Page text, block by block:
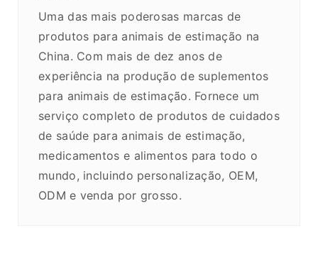
Uma das mais poderosas marcas de
produtos para animais de estimação na
China. Com mais de dez anos de
experiência na produção de suplementos
para animais de estimação. Fornece um
serviço completo de produtos de cuidados
de saúde para animais de estimação,
medicamentos e alimentos para todo o
mundo, incluindo personalização, OEM,
ODM e venda por grosso.